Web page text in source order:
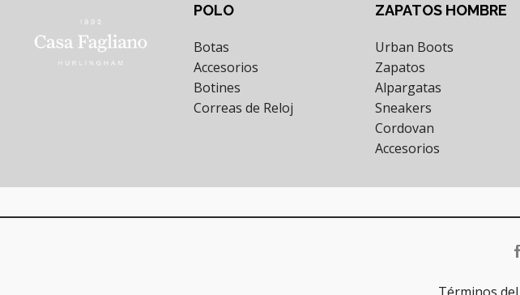
POLO
Botas
Accesorios
Botines
Correas de Reloj
ZAPATOS HOMBRE
Urban Boots
Zapatos
Alpargatas
Sneakers
Cordovan
Accesorios